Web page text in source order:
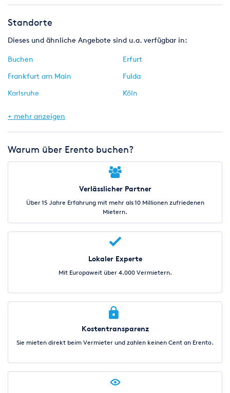
Standorte
Dieses und ähnliche Angebote sind u.a. verfügbar in:
Buchen
Erfurt
Frankfurt am Main
Fulda
Karlsruhe
Köln
+ mehr anzeigen
Warum über Erento buchen?
Verlässlicher Partner
Über 15 Jahre Erfahrung mit mehr als 10 Millionen zufriedenen
Mietern.
Lokaler Experte
Mit Europaweit über 4.000 Vermietern.
Kostentransparenz
Sie mieten direkt beim Vermieter und zahlen keinen Cent an Erento.